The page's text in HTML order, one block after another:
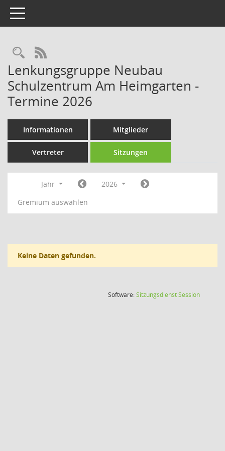
Toggle navigation
Rechercheauswahl
RSS-Feed
Lenkungsgruppe Neubau
Schulzentrum Am Heimgarten -
Termine 2026
Informationen Mitglieder
Vertreter Sitzungen
Jahr
2026
Gremium auswählen
Keine Daten gefunden.
Software:SitzungsdienstSession(Wird in